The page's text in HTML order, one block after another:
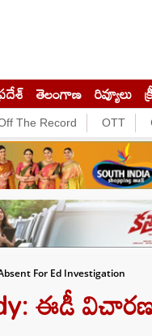
తెలంగాణ రివ్యూలు
The Record OTT
For Ed Investigation
ఈడీ